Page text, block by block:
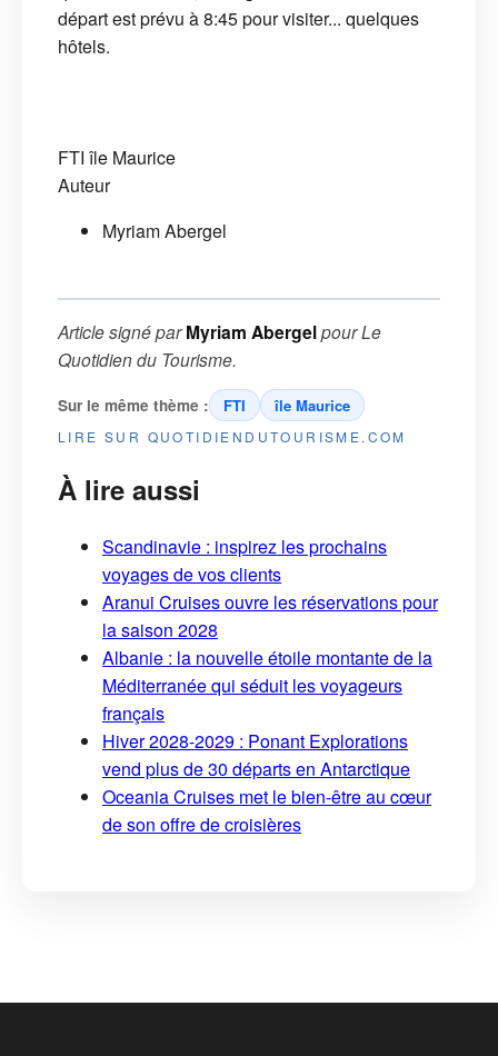
départ est prévu à 8:45 pour visiter... quelques
hôtels.
FTI île Maurice
Auteur
Myriam Abergel
Article signé parMyriam AbergelpourLe
Quotidien du Tourisme.
Sur le même thème : FTI île Maurice
LIRE SUR QUOTIDIENDUTOURISME.COM
À lire aussi
Scandinavie : inspirez les prochains
voyages de vos clients
Aranui Cruises ouvre les réservations pour
la saison 2028
Albanie : la nouvelle étoile montante de la
Méditerranée qui séduit les voyageurs
français
Hiver 2028-2029 : Ponant Explorations
vend plus de 30 départs en Antarctique
Oceania Cruises met le bien-être au cœur
de son offre de croisières